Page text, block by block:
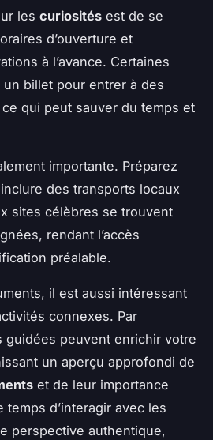
les curiosités est de se
d’ouverture et
à l’avance. Certaines
billet pour entrer à des
qui peut sauver du temps et
importante. Préparez
des transports locaux
sites célèbres se trouvent
rendant l’accès
préalable.
il est aussi intéressant
connexes. Par
guidées peuvent enrichir votre
un aperçu approfondi de
et de leur importance
d’interagir avec les
perspective authentique,